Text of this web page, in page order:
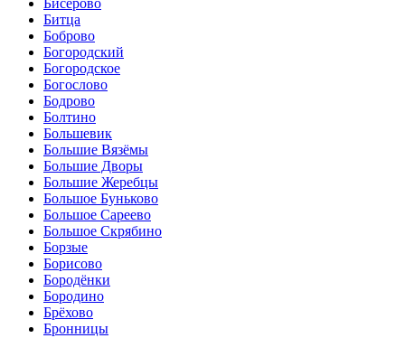
Бисерово
Битца
Боброво
Богородский
Богородское
Богослово
Бодрово
Болтино
Большевик
Большие Вязёмы
Большие Дворы
Большие Жеребцы
Большое Буньково
Большое Сареево
Большое Скрябино
Борзые
Борисово
Бородёнки
Бородино
Брёхово
Бронницы